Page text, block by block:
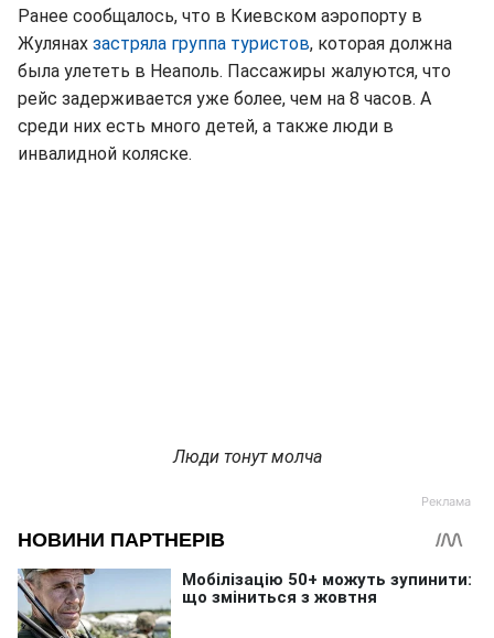
Ранее сообщалось, что в Киевском аэропорту в
Жулянах застряла группа туристов, которая должна
была улететь в Неаполь. Пассажиры жалуются, что
рейс задерживается уже более, чем на 8 часов. А
среди них есть много детей, а также люди в
инвалидной коляске.
Люди тонут молча